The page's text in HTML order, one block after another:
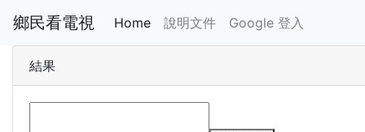
鄉民看電視 Home 說明文件 Google 登入
結果